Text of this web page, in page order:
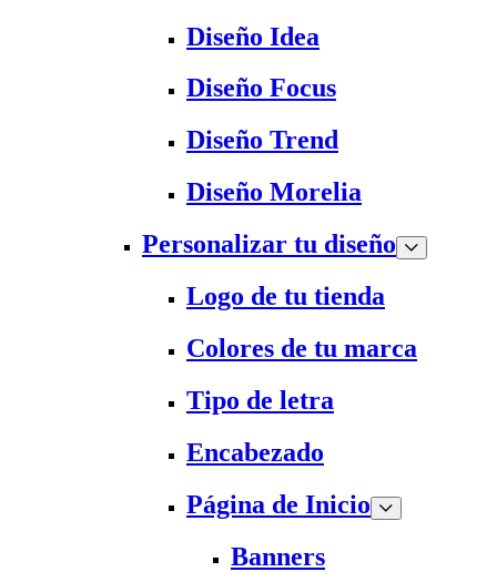
Diseño Idea
Diseño Focus
Diseño Trend
Diseño Morelia
Personalizar tu diseño
Logo de tu tienda
Colores de tu marca
Tipo de letra
Encabezado
Página de Inicio
Banners